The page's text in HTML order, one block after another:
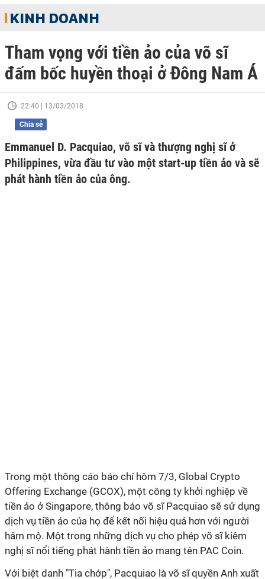
KINH DOANH
Tham vọng với tiền ảo của võ sĩ
đấm bốc huyền thoại ở Đông Nam Á
22:40 | 13/03/2018
Chia sẻ
Emmanuel D. Pacquiao, võ sĩ và thượng nghị sĩ ở
Philippines, vừa đầu tư vào một start-up tiền ảo và sẽ
phát hành tiền ảo của ông.
Trong một thông cáo báo chí hôm 7/3, Global Crypto
Offering Exchange (GCOX), một công ty khởi nghiệp về
tiền ảo ở Singapore, thông báo võ sĩ Pacquiao sẽ sử dụng
dịch vụ tiền ảo của họ để kết nối hiệu quả hơn với người
hâm mộ. Một trong những dịch vụ cho phép võ sĩ kiêm
nghị sĩ nổi tiếng phát hành tiền ảo mang tên PAC Coin.
Với biệt danh "Tia chớp", Pacquiao là võ sĩ quyền Anh xuất